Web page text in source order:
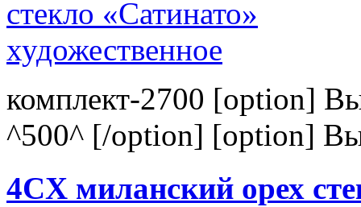
комплект-2700 [option]
^500^ [/option] [option]
4CХ миланский орех